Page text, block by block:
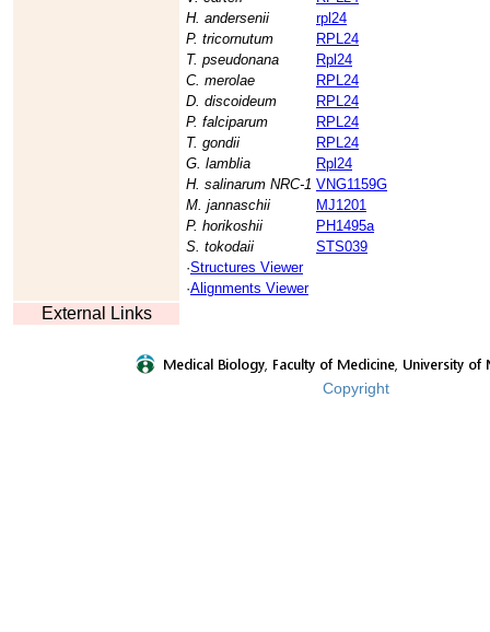
H. andersenii
rpl24
P. tricornutum
RPL24
T. pseudonana
Rpl24
C. merolae
RPL24
D. discoideum
RPL24
P. falciparum
RPL24
T. gondii
RPL24
G. lamblia
Rpl24
H. salinarum NRC-1 VNG1159G
M. jannaschii
MJ1201
P. horikoshii
PH1495a
S. tokodaii
STS039
·Structures Viewer
·Alignments Viewer
External Links
Copyright